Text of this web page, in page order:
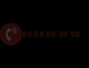
06 58 06 80 98